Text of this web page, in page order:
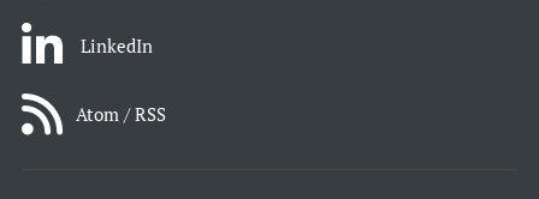
LinkedIn
Atom / RSS